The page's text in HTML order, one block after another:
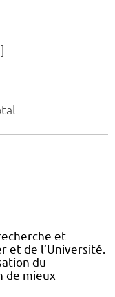
et
et de l’Université.
du
de mieux